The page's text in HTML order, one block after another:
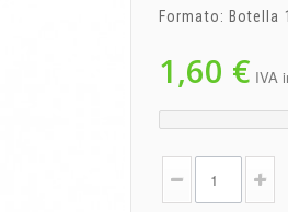
Formato: Botella
1,60 € IVA